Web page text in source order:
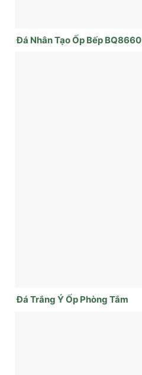
Đá Nhân Tạo Ốp Bếp BQ8660
Đá Trắng Ý Ốp Phòng Tắm